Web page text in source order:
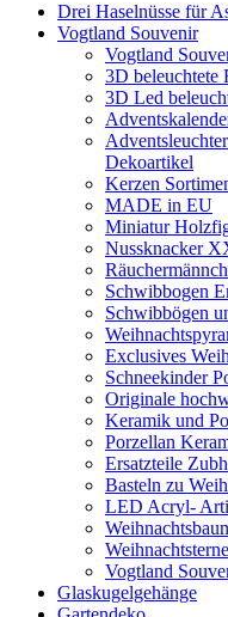
Drei Haselnüsse für
Vogtland Souvenir
Vogtland
3D beleuchtete
3D Led
Dekoartikel
Kerzen
MADE in EU
Miniatur
Nussknacker
Schwibbogen
Schwibbögen
Exclusives
Schneekinder
Originale
Keramik und
Porzellan
Ersatzteile
Basteln zu
LED Acryl-
Vogtland
Glaskugelgehänge